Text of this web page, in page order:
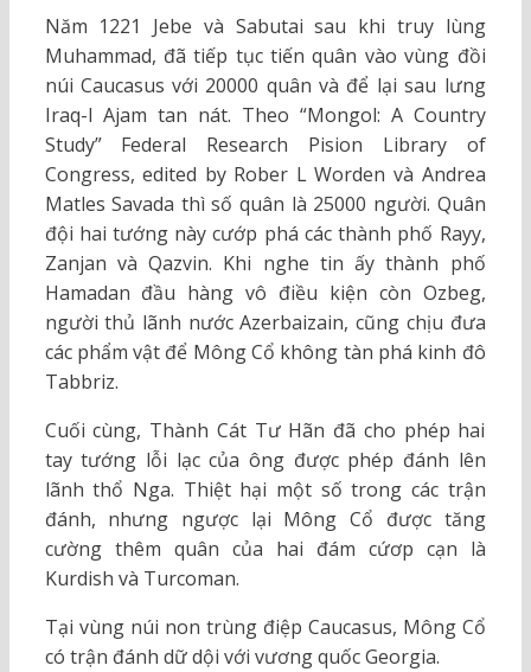
Năm 1221 Jebe và Sabutai sau khi truy lùng
Muhammad, đã tiếp tục tiến quân vào vùng đồi
núi Caucasus với 20000 quân và để lại sau lưng
Iraq-I Ajam tan nát. Theo “Mongol: A Country
Study” Federal Research Pision Library of
Congress, edited by Rober L Worden và Andrea
Matles Savada thì số quân là 25000 người. Quân
đội hai tướng này cướp phá các thành phố Rayy,
Zanjan và Qazvin. Khi nghe tin ấy thành phố
Hamadan đầu hàng vô điều kiện còn Ozbeg,
người thủ lãnh nước Azerbaizain, cũng chịu đưa
các phẩm vật để Mông Cổ không tàn phá kinh đô
Tabbriz.
Cuối cùng, Thành Cát Tư Hãn đã cho phép hai
tay tướng lỗi lạc của ông được phép đánh lên
lãnh thổ Nga. Thiệt hại một số trong các trận
đánh, nhưng ngược lại Mông Cổ được tăng
cường thêm quân của hai đám cứơp cạn là
Kurdish và Turcoman.
Tại vùng núi non trùng điệp Caucasus, Mông Cổ
có trận đánh dữ dội với vương quốc Georgia.